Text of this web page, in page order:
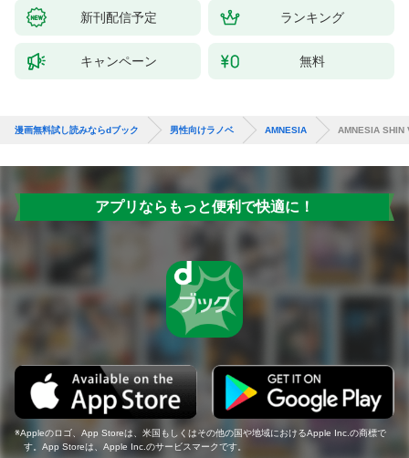
新刊配信予定 ランキング
キャンペーン 無料
漫画無料試し読みならdブック 男性向けラノベ AMNESIA AMNESIA SHIN
アプリならもっと便利で快適に！
Appleのロゴ、App Storeは、米国もしくはその他の国や地域におけるApple Inc.の商標で
す。App Storeは、Apple Inc.のサービスマークです。